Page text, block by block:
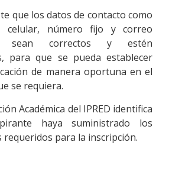
que los datos de contacto como
celular, número fijo y correo
sean correctos y estén
para que se pueda establecer
de manera oportuna en el
se requiera.
Académica del IPRED identifica
haya suministrado los
requeridos para la inscripción.